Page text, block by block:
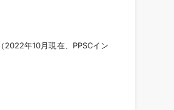
2022年10月現在、PPSCイン